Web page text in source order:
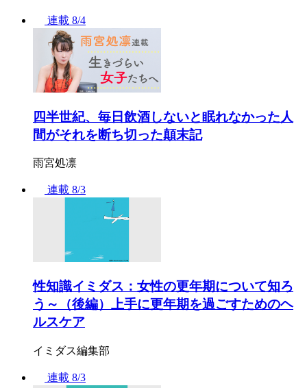
連載 8/4
四半世紀、毎日飲酒しないと眠れなかった人
間がそれを断ち切った顛末記
雨宮処凛
連載 8/3
性知識イミダス：女性の更年期について知ろ
う～（後編）上手に更年期を過ごすためのヘ
ルスケア
イミダス編集部
連載 8/3